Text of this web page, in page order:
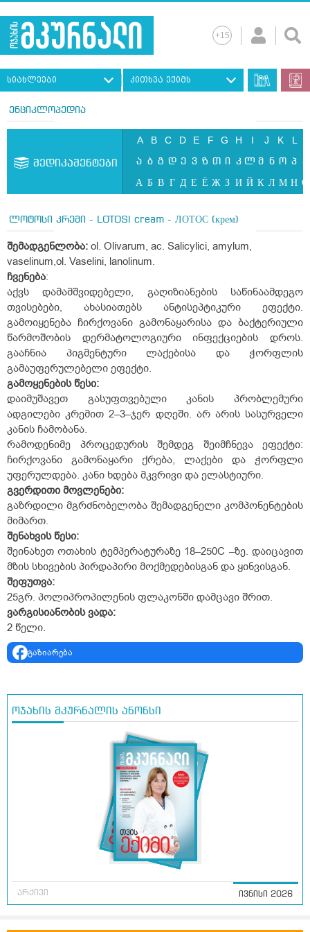
სიახლეები კითხვა ექიმს
ენციკლოპედია
მედიკამენტები
A B C D E F G H I J K L
ა ბ გ დ ე ვ ზ თ ი კ ლ მ ნ ო პ ჟ
А Б В Г Д Е Ё Ж З И Й К Л М Н О
ლოტოსი კრემი - LOTOSI cream - ЛОТОС (крем)
შემადგენლობა: ol. Olivarum, ac. Salicylici, amylum,
vaselinum,ol. Vaselini, lanolinum.
ჩვენება:
აქვს დამამშვიდებელი, გაღიზიანების საწინაამდეგო
თვისებები, ახასიათებს ანტისეპტიკური ეფექტი.
გამოიყენება ჩირქოვანი გამონაყარისა და ბაქტერიული
წარმოშობის დერმატოლოგიური ინფექციების დროს.
გააჩნია პიგმენტური ლაქებისა და ჭორფლის
გამაუფერულებელი ეფექტი.
გამოყენების წესი:
დაიმუშავეთ გასუფთვებული კანის პრობლემური
ადგილები კრემით 2–3–ჯერ დღეში. არ არის სასურველი
კანის ჩამობანა.
რამოდენიმე პროცედურის შემდეგ შეიმჩნევა ეფექტი:
ჩირქოვანი გამონაყარი ქრება, ლაქები და ჭორფლი
უფერულდება. კანი ხდება მკვრივი და ელასტიური.
გვერდითი მოვლენები:
გაზრდილი მგრძნობელობა შემადგენელი კომპონენტების
მიმართ.
შენახვის წესი:
შეინახეთ ოთახის ტემპერატურაზე 18–250C –ზე. დაიცავით
მზის სხივების პირდაპირი მოქმედებისგან და ყინვისგან.
შეფუთვა:
25გრ. პოლიპროპილენის ფლაკონში დამცავი შრით.
ვარგისიანობის ვადა:
2 წელი.
გაზიარება
ოჯახის მკურნალის ანონსი
არქივი ივნისი 2026